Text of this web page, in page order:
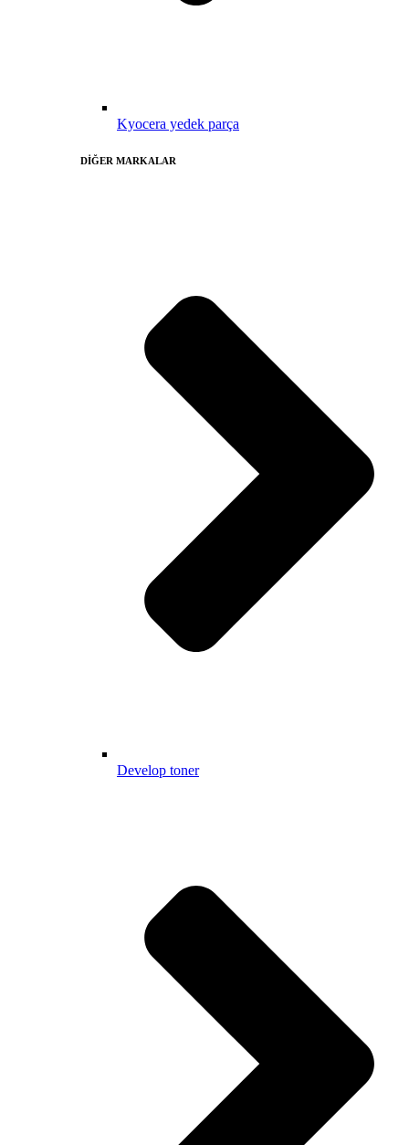
Kyocera yedek parça
DİĞER MARKALAR
Develop toner